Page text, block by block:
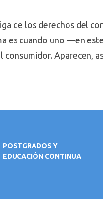
de los derechos del
es cuando uno —en
Aparecen,
POSTGRADOS Y
EDUCACIÓN CONTINUA